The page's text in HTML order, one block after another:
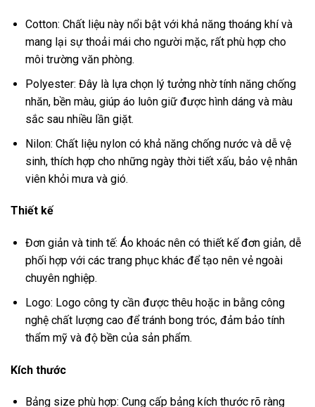
Cotton: Chất liệu này nổi bật với khả năng thoáng khí và
mang lại sự thoải mái cho người mặc, rất phù hợp cho
môi trường văn phòng.
Polyester: Đây là lựa chọn lý tưởng nhờ tính năng chống
nhăn, bền màu, giúp áo luôn giữ được hình dáng và màu
sắc sau nhiều lần giặt.
Nilon: Chất liệu nylon có khả năng chống nước và dễ vệ
sinh, thích hợp cho những ngày thời tiết xấu, bảo vệ nhân
viên khỏi mưa và gió.
Thiết kế
Đơn giản và tinh tế: Áo khoác nên có thiết kế đơn giản, dễ
phối hợp với các trang phục khác để tạo nên vẻ ngoài
chuyên nghiệp.
Logo: Logo công ty cần được thêu hoặc in bằng công
nghệ chất lượng cao để tránh bong tróc, đảm bảo tính
thẩm mỹ và độ bền của sản phẩm.
Kích thước
Bảng size phù hợp: Cung cấp bảng kích thước rõ ràng